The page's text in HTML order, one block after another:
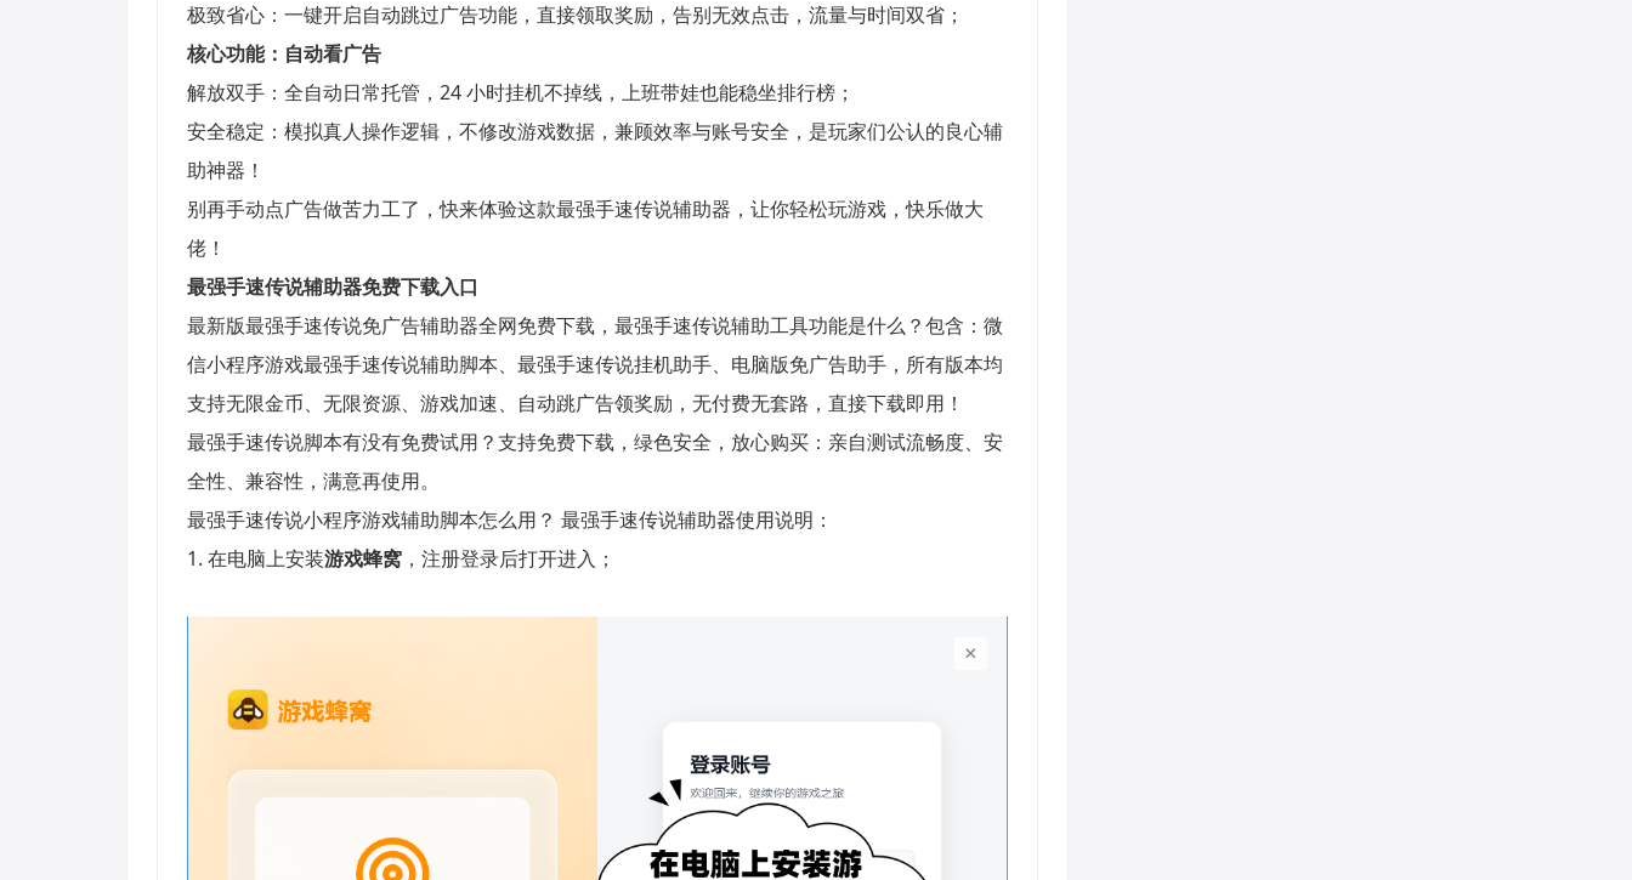
极致省心：一键开启自动跳过广告功能，直接领取奖励，告别无效点击，流量与时间双省；
核心功能： 自动看广告
解放双手：全自动日常托管，24 小时挂机不掉线，上班带娃也能稳坐排行榜；
安全稳定：模拟真人操作逻辑，不修改游戏数据，兼顾效率与账号安全，是玩家们公认的良心辅
助神器！
别再手动点广告做苦力工了，快来体验这款最强手速传说辅助器，让你轻松玩游戏，快乐做大
佬！
最强手速传说辅助器免费下载入口
最新版最强手速传说免广告辅助器全网免费下载，最强手速传说辅助工具功能是什么？包含：微
信小程序游戏最强手速传说辅助脚本、最强手速传说挂机助手、电脑版免广告助手，所有版本均
支持无限金币、无限资源、游戏加速、自动跳广告领奖励，无付费无套路，直接下载即用！
最强手速传说脚本有没有免费试用？支持免费下载，绿色安全，放心购买：亲自测试流畅度、安
全性、兼容性，满意再使用。
最强手速传说小程序游戏辅助脚本怎么用？ 最强手速传说辅助器使用说明：
1. 在电脑上安装游戏蜂窝 ，注册登录后打开进入；